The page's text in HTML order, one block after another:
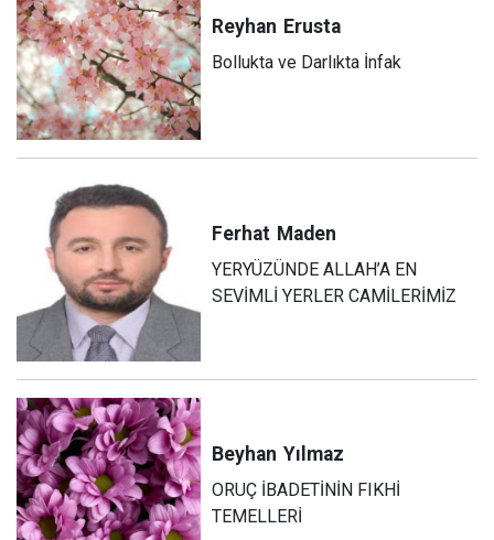
Reyhan Erusta
Bollukta ve Darlıkta İnfak
Ferhat Maden
YERYÜZÜNDE ALLAH’A EN
SEVİMLİ YERLER CAMİLERİMİZ
Beyhan Yılmaz
ORUÇ İBADETİNİN FIKHİ
TEMELLERİ